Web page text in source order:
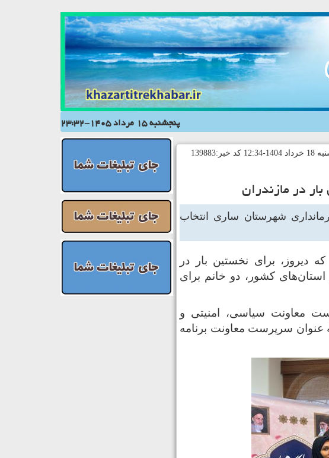
پنجشنبه 15 مرداد 1405-23:32
کد خبر:139883
در مازندران
شهرستان ساری انتخاب
دیروز، برای نخستین بار در
استان‌های کشور، دو خانم‌ برای
معاونت سیاسی، امنیتی و
عنوان سرپرست معاونت برنامه